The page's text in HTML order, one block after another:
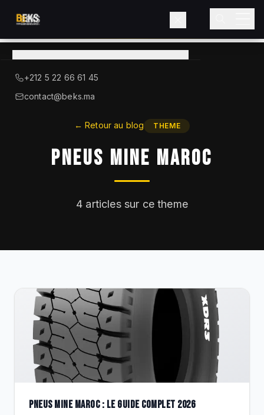
LIEBHERR — DISTRIBUTEUR OFFICIEL
DESTOCKAGE
CATALOGUE
+212 5 22 66 61 45
contact@beks.ma
←Retour au blog THEME
Pneus Mine Maroc
4 articles sur ce theme
PNEUS MINE MAROC : LE GUIDE COMPLET 2026